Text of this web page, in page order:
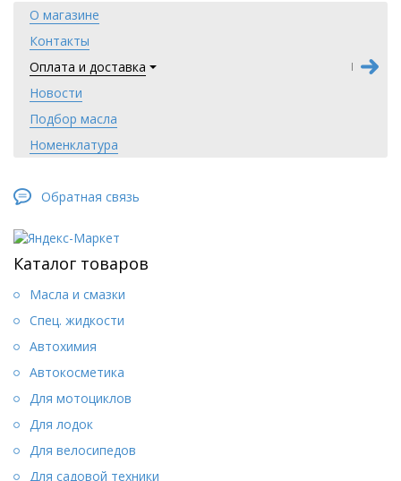
О магазине
Контакты
Оплата и доставка
Новости
Подбор масла
Номенклатура
Обратная связь
Каталог товаров
Масла и смазки
Спец. жидкости
Автохимия
Автокосметика
Для мотоциклов
Для лодок
Для велосипедов
Для садовой техники